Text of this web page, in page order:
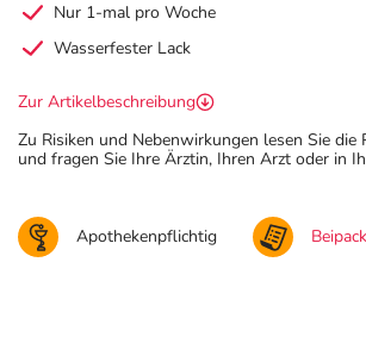
Nur 1-mal pro Woche
Wasserfester Lack
Zur Artikelbeschreibung
Zu Risiken und Nebenwirkungen lesen Sie die
und fragen Sie Ihre Ärztin, Ihren Arzt oder in
Apothekenpflichtig